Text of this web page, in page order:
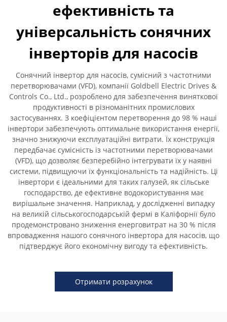
ефективність та
універсальність сонячних
інверторів для насосів
Сонячний інвертор для насосів, сумісний з частотними
перетворювачами (VFD), компанії Goldbell Electric Drives &
Controls Co., Ltd., розроблено для забезпечення виняткової
продуктивності в різноманітних промислових
застосуваннях. З коефіцієнтом перетворення до 98 % наші
інвертори забезпечують оптимальне використання енергії,
значно знижуючи експлуатаційні витрати. Їх конструкція
передбачає сумісність із частотними перетворювачами
(VFD), що дозволяє безперебійно інтегрувати їх у наявні
системи, підвищуючи їх функціональність та надійність. Ці
інвертори є ідеальними для таких галузей, як сільське
господарство, де ефективне водокористування має
вирішальне значення. Наприклад, у дослідженні випадку
на великій сільськогосподарській фермі в Каліфорнії було
продемонстровано зниження енерговитрат на 30 % після
впровадження нашого сонячного інвертора для насосів, що
підтверджує його економічну вигоду та ефективність.
Отримати розрахунок